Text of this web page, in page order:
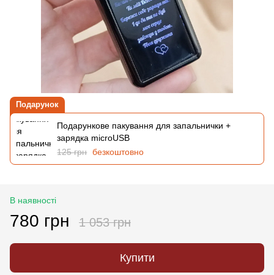
Подарунок
Подарункове пакування для запальнички +
зарядка microUSB
125 грн безкоштовно
В наявності
780 грн 1 053 грн
Купити